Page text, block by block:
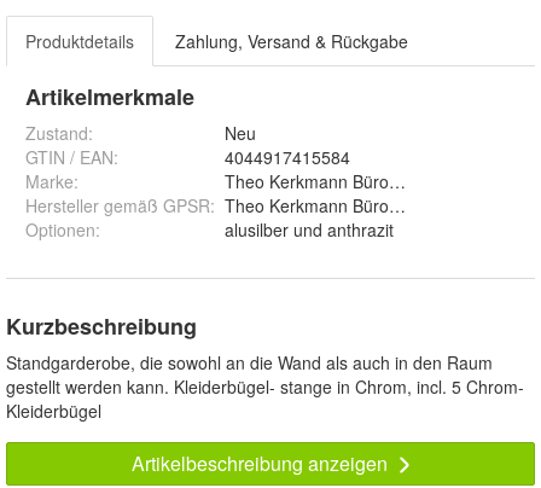
Produktdetails Zahlung, Versand & Rückgabe
Artikelmerkmale
Zustand:
Neu
GTIN / EAN:
4044917415584
Marke:
Theo Kerkmann Büromöbelfabrik GmbH
Hersteller gemäß GPSR: Theo Kerkmann Büromöbelfabrik
Optionen: alusilber und anthrazit
Kurzbeschreibung
Standgarderobe, die sowohl an die Wand als auch in den Raum
gestellt werden kann. Kleiderbügel- stange in Chrom, incl. 5 Chrom-
Kleiderbügel
Artikelbeschreibung anzeigen